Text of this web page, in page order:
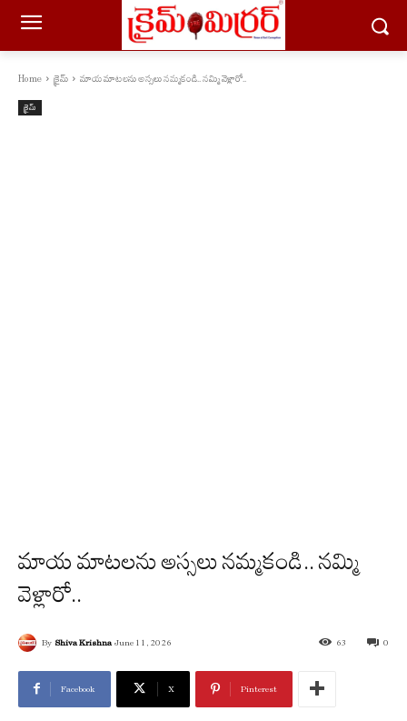
Home క్రైమ్ మాయ మాటలను అస్సలు నమ్మకండి.. నమ్మి వెళ్లారో..
క్రైమ్
మాయ మాటలను అస్సలు నమ్మకండి.. నమ్మి
వెళ్లారో..
By Shiva Krishna June 11, 2026 0
63
Facebook X Pinterest